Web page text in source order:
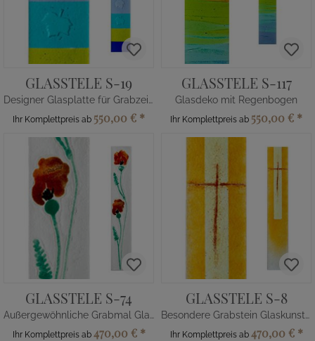
GLASSTELE S-19
Designer Glasplatte für Grabzeichen mit Blättern
Ihr Komplettpreis ab 550,00 € *
GLASSTELE S-117
Glasdeko mit Regenbogen
Ihr Komplettpreis ab 550,00 € *
GLASSTELE S-74
Außergewöhnliche Grabmal Glas Verzierung Mohn
Ihr Komplettpreis ab 470,00 € *
GLASSTELE S-8
Besondere Grabstein Glaskunst mit Kreuz
Ihr Komplettpreis ab 470,00 € *